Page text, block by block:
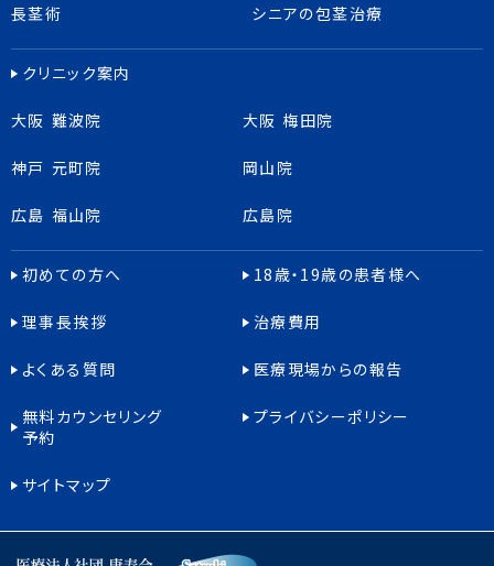
長茎術 シニアの包茎治療
クリニック案内
大阪 難波院 大阪 梅田院
神戸 元町院 岡山院
広島 福山院 広島院
初めての方へ 18歳・19歳の患者様へ
理事長挨拶 治療費用
よくある質問 医療現場からの報告
無料カウンセリング
予約
プライバシーポリシー
サイトマップ